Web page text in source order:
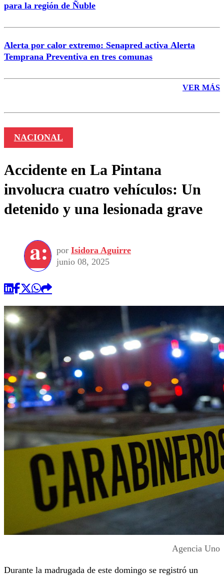
para la región de Ñuble
Alerta por calor extremo: Senapred activa Alerta
Temprana Preventiva en tres comunas
VER MÁS
NACIONAL
Accidente en La Pintana
involucra cuatro vehículos: Un
detenido y una lesionada grave
por Isidora Aguirre
junio 08, 2025
Agencia Uno
Durante la madrugada de este domingo se registró un